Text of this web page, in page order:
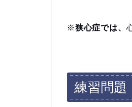
※狭心症では、
練習問題